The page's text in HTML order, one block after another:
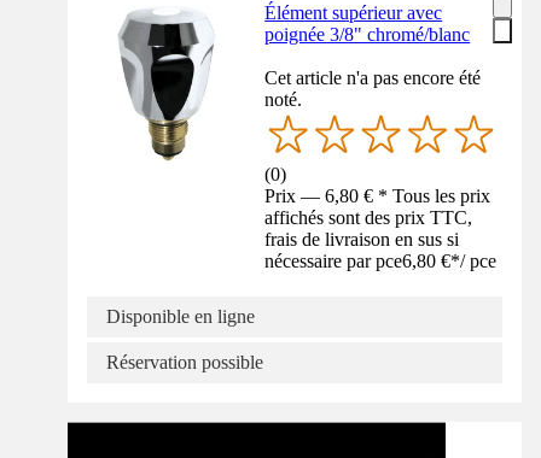
Élément supérieur avec
poignée 3/8" chromé/blanc
Cet article n'a pas encore été
noté.
(0)
Prix — 6,80 € * Tous les prix
affichés sont des prix TTC,
frais de livraison en sus si
nécessaire par pce6,80 €*/ pce
Disponible en ligne
Réservation possible